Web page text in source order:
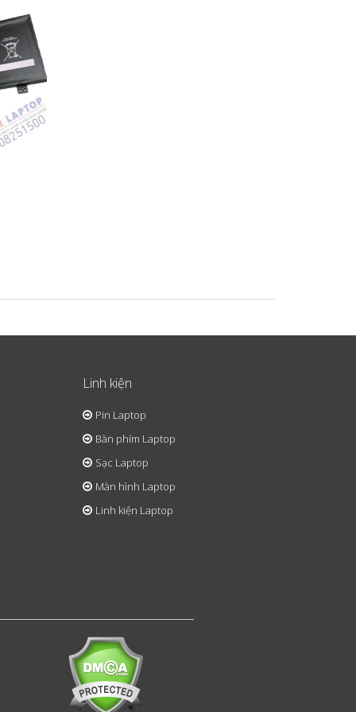
Linh kiện
Pin Laptop
Bàn phím Laptop
Sạc Laptop
Màn hình Laptop
Linh kiện Laptop